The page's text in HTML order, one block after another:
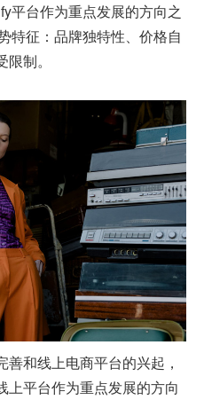
平台作为重点发展的方向之
特征：品牌独特性、价格自
制。
和线上电商平台的兴起，
上平台作为重点发展的方向